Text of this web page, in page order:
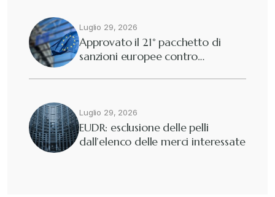
Luglio 29, 2026
Approvato il 21° pacchetto di
sanzioni europee contro…
Luglio 29, 2026
EUDR: esclusione delle pelli
dall’elenco delle merci interessate